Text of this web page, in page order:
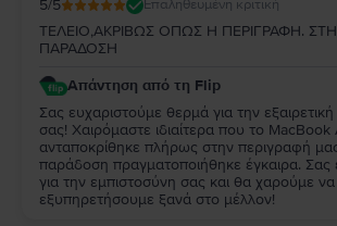
5/5 Επαληθευμένη κριτική
ΤΕΛΕΙΟ,ΑΚΡΙΒΩΣ ΟΠΩΣ Η ΠΕΡΙΓΡΑΦΗ.
ΠΑΡΑΔΟΣΗ
Απάντηση από τη Flip
Σας ευχαριστούμε θερμά για την
σας! Χαιρόμαστε ιδιαίτερα που το
ανταποκρίθηκε πλήρως στην περιγραφή μας
παράδοση πραγματοποιήθηκε έγκαιρα. Σας
για την εμπιστοσύνη σας και θα χαρούμε
εξυπηρετήσουμε ξανά στο μέλλον!